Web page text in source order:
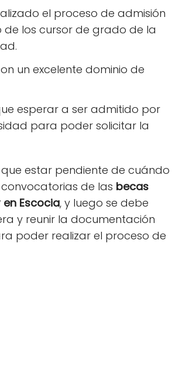
el proceso de admisión
de los cursor de grado de la
un excelente dominio de
esperar a ser admitido por
para poder solicitar la
estar pendiente de cuándo
de las becas
Escocia, y luego se debe
y reunir la documentación
poder realizar el proceso de